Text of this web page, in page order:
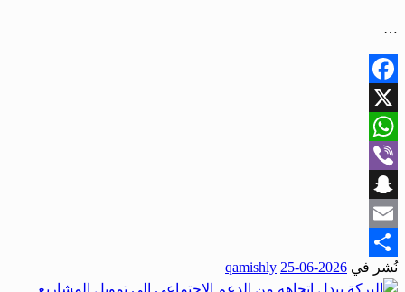
…
Facebook
X
WhatsApp
Viber
Snapchat
Email
Share
نُشر في 2026-06-25
qamishly